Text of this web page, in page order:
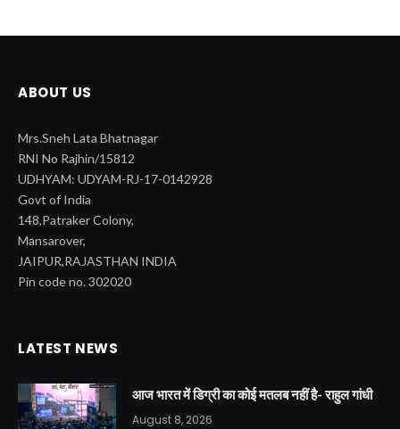
ABOUT US
Mrs.Sneh Lata Bhatnagar
RNI No Rajhin/15812
UDHYAM: UDYAM-RJ-17-0142928
Govt of India
148,Patraker Colony,
Mansarover,
JAIPUR,RAJASTHAN INDIA
Pin code no. 302020
LATEST NEWS
आज भारत में डिग्री का कोई मतलब नहीं है- राहुल गांधी
August 8, 2026